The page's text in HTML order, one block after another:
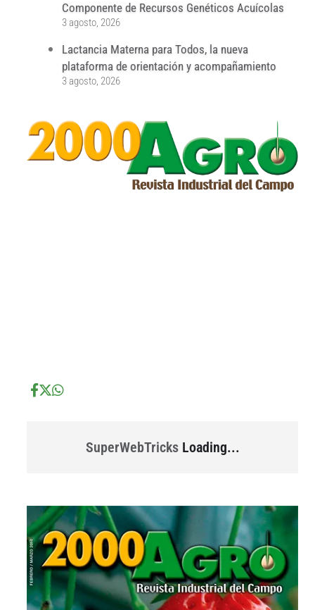
Componente de Recursos Genéticos Acuícolas
3 agosto, 2026
Lactancia Materna para Todos, la nueva
plataforma de orientación y acompañamiento
3 agosto, 2026
SuperWebTricksLoading...